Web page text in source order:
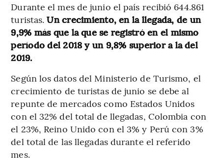
Durante el mes de junio el país recibió 644.861
turistas.Un crecimiento, en la llegada, de un
9,9% más que la que se registró en el mismo
período del 2018 y un 9,8% superior a la del
2019.
Según los datos del Ministerio de Turismo, el
crecimiento de turistas de junio se debe al
repunte de mercados como Estados Unidos
con el 32% del total de llegadas, Colombia con
el 23%, Reino Unido con el 3% y Perú con 3%
del total de las llegadas durante el referido
mes.